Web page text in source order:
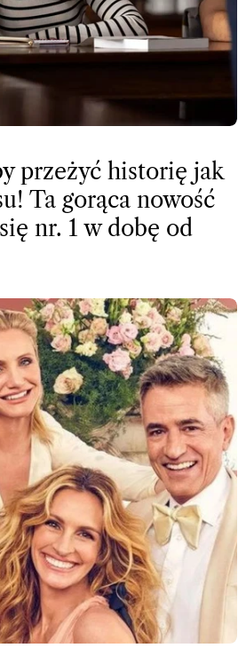
przeżyć historię jak
Ta gorąca nowość
nr. 1 w dobę od